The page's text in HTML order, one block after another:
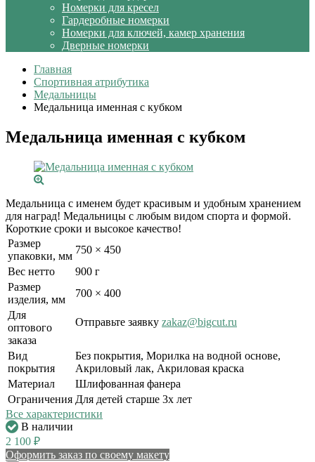
Номерки для кресел
Гардеробные номерки
Номерки для ключей, камер хранения
Дверные номерки
Главная
Спортивная атрибутика
Медальницы
Медальница именная с кубком
Медальница именная с кубком
Медальница с именем будет красивым и удобным хранением
для наград! Медальницы с любым видом спорта и формой.
Короткие сроки и высокое качество!
Размер
упаковки, мм
750 × 450
Вес нетто
900 г
Размер
изделия, мм
700 × 400
Для
оптового
заказа
Отправьте заявку zakaz@bigcut.ru
Вид
покрытия
Без покрытия, Морилка на водной основе,
Акриловый лак, Акриловая краска
Материал
Шлифованная фанера
Ограничения Для детей старше 3х лет
Все характеристики
В наличии
2 100 ₽
Оформить заказ по своему макету